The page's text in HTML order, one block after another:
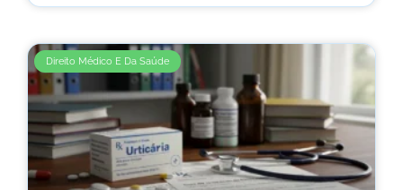
Direito Médico E Da Saúde